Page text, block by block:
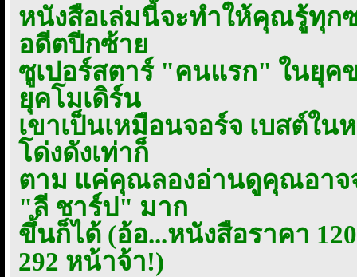
หนังสือเล่มนี้จะทำให้คุณรู้ทุก
อดีตปีกซ้าย
ซูเปอร์สตาร์ "คนแรก" ในยุค
ยุคโมเดิร์น
เขาเป็นเหมือนจอร์จ เบสต์ใ
โด่งดังเท่าก็
ตาม แค่คุณลองอ่านดูคุณอาจ
"ลี ชาร์ป" มาก
ขึ้นก็ได้ (อ้อ...หนังสือราคา
292 หน้าจ้า!)